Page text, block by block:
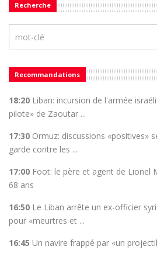
Recherche
Recommandations
18:20 Liban: incursion de l'armée
pilote» de Zaoutar ...
17:30 Ormuz: discussions «positives»
garde contre les ...
17:00 Foot: le père et agent de Lionel
68 ans
16:50 Le Liban arrête un ex-officier
pour «meurtres et ...
16:45 Un navire frappé par «un